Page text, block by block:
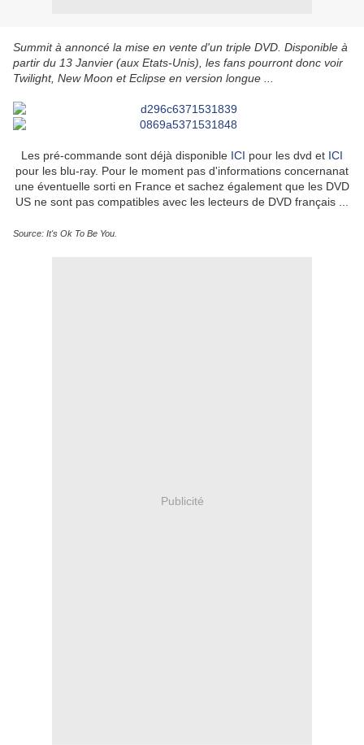
Summit à annoncé la mise en vente d'un triple DVD. Disponible à
partir du 13 Janvier (aux Etats-Unis), les fans pourront donc voir
Twilight, New Moon et Eclipse en version longue ...
Les pré-commande sont déjà disponible ICI pour les dvd et ICI
pour les blu-ray. Pour le moment pas d'informations concernanat
une éventuelle sorti en France et sachez également que les DVD
US ne sont pas compatibles avec les lecteurs de DVD français ...
Source: It's Ok To Be You.
Publicité